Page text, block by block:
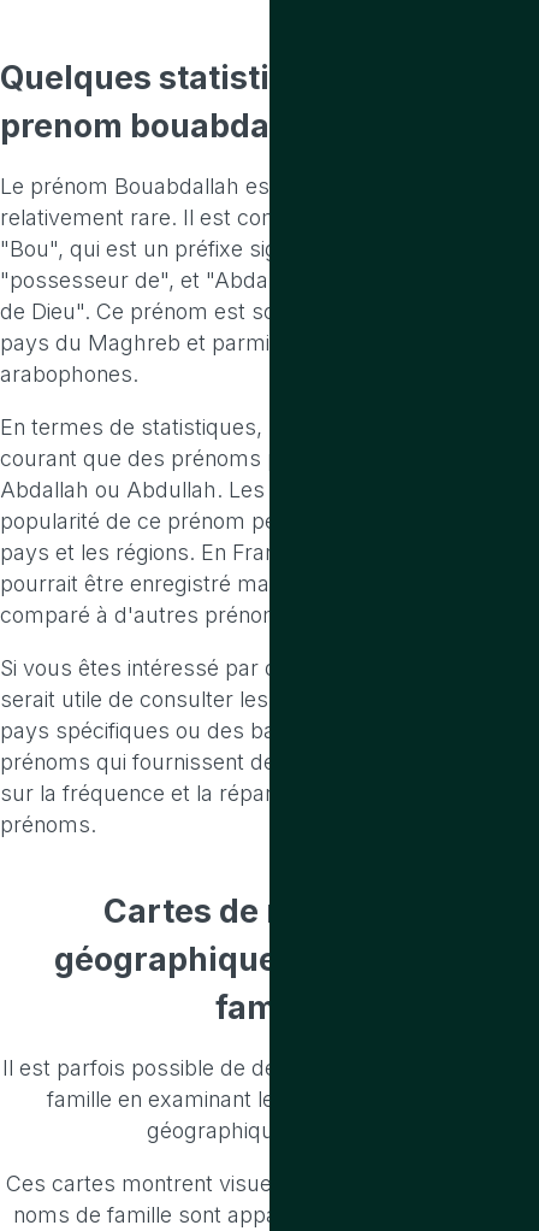
Quelques statistiques
prenom bouabdallah
Le prénom Bouabdallah est d'origine arabe et est
relativement rare. Il est composé de deux parties :
"Bou", qui est un préfixe signifiant "père de" ou
"possesseur de", et "Abdallah", qui signifie "serviteur
de Dieu". Ce prénom est souvent utilisé dans les
pays du Maghreb et parmi les communautés
arabophones.
En termes de statistiques, Bouabdallah est moins
courant que des prénoms plus simples comme
Abdallah ou Abdullah. Les données précises sur la
popularité de ce prénom peuvent varier selon les
pays et les régions. En France, par exemple, il
pourrait être enregistré mais en très faible nombre
comparé à d'autres prénoms arabes plus populaires.
Si vous êtes intéressé par des statistiques précises, il
serait utile de consulter les registres d'état civil des
pays spécifiques ou des bases de données de
prénoms qui fournissent des informations détaillées
sur la fréquence et la répartition géographique des
prénoms.
Cartes de répartition
géographique
famille
Il est parfois possible de déduire l’origine d’un nom de
famille en examinant les cartes de répartition
géographique des noms
Ces cartes montrent visuellement les endroits où les
noms de famille sont apparus au fil du temps. Pour